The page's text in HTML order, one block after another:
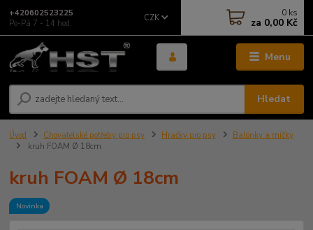
Menu
CZK
Hledat
+420602523225
Po-Pá 7 - 14 hod.
0 ks
za 0,00 Kč
Úvod Chovatelské potřeby pro psy Hračky pro psy
Balónky a míčky
kruh FOAM Ø 18cm
kruh FOAM Ø 18cm
Novinka